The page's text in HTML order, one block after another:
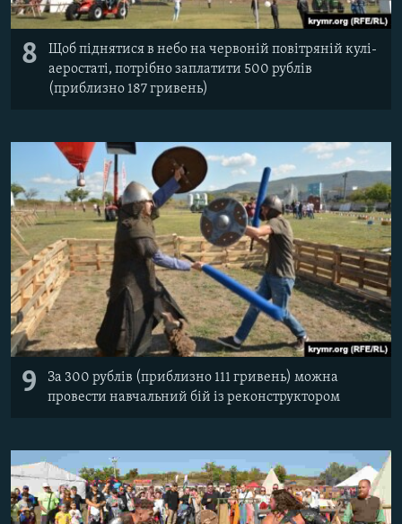
8
Щоб піднятися в небо на червоній повітряній кулі-
аеростаті, потрібно заплатити 500 рублів
(приблизно 187 гривень)
9
За 300 рублів (приблизно 111 гривень) можна
провести навчальний бій із реконструктором